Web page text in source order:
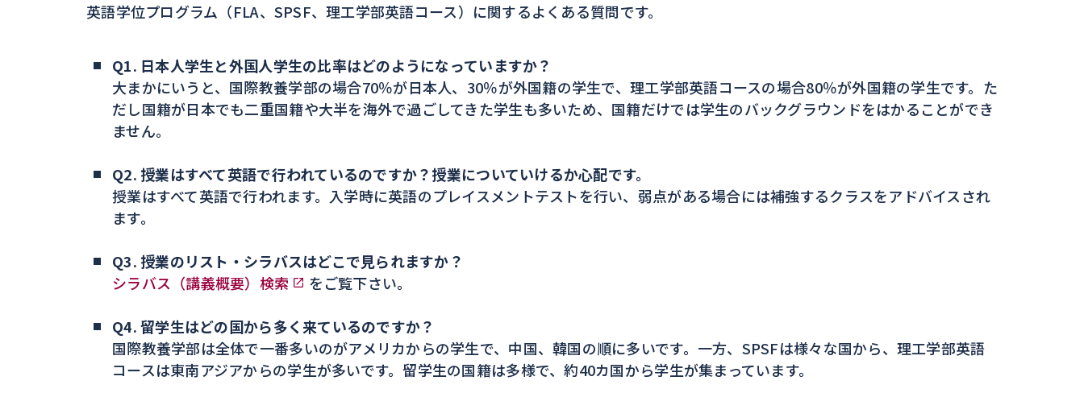
英語学位プログラム（FLA、SPSF、理工学部英語コース）に関するよくある質問です。
Q1. 日本人学生と外国人学生の比率はどのようになっていますか？
大まかにいうと、国際教養学部の場合70％が日本人、30％が外国籍の学生で、理工学部英語コースの場合80％が外国籍の学生です。た
だし国籍が日本でも二重国籍や大半を海外で過ごしてきた学生も多いため、国籍だけでは学生のバックグラウンドをはかることができ
ません。
Q2. 授業はすべて英語で行われているのですか？授業についていけるか心配です。
授業はすべて英語で行われます。入学時に英語のプレイスメントテストを行い、弱点がある場合には補強するクラスをアドバイスされ
ます。
Q3. 授業のリスト・シラバスはどこで見られますか？
シラバス（講義概要）検索
をご覧下さい。
Q4. 留学生はどの国から多く来ているのですか？
国際教養学部は全体で一番多いのがアメリカからの学生で、中国、韓国の順に多いです。一方、SPSFは様々な国から、理工学部英語
コースは東南アジアからの学生が多いです。留学生の国籍は多様で、約40カ国から学生が集まっています。